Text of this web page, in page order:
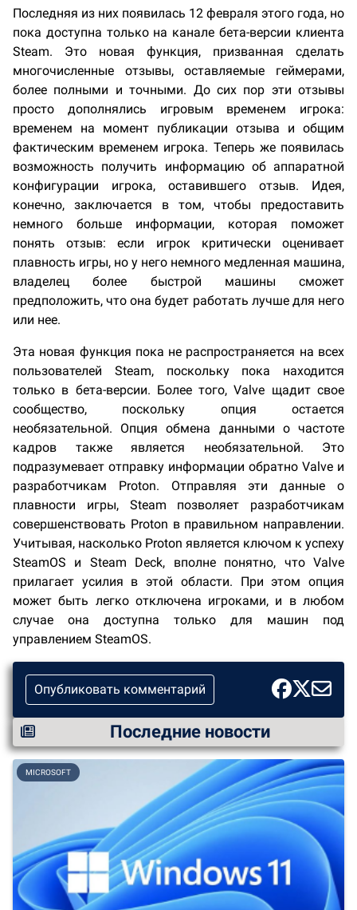
Последняя из них появилась 12 февраля этого года, но
пока доступна только на канале бета-версии клиента
Steam. Это новая функция, призванная сделать
многочисленные отзывы, оставляемые геймерами,
более полными и точными. До сих пор эти отзывы
просто дополнялись игровым временем игрока:
временем на момент публикации отзыва и общим
фактическим временем игрока. Теперь же появилась
возможность получить информацию об аппаратной
конфигурации игрока, оставившего отзыв. Идея,
конечно, заключается в том, чтобы предоставить
немного больше информации, которая поможет
понять отзыв: если игрок критически оценивает
плавность игры, но у него немного медленная машина,
владелец более быстрой машины сможет
предположить, что она будет работать лучше для него
или нее.
Эта новая функция пока не распространяется на всех
пользователей Steam, поскольку пока находится
только в бета-версии. Более того, Valve щадит свое
сообщество, поскольку опция остается
необязательной. Опция обмена данными о частоте
кадров также является необязательной. Это
подразумевает отправку информации обратно Valve и
разработчикам Proton. Отправляя эти данные о
плавности игры, Steam позволяет разработчикам
совершенствовать Proton в правильном направлении.
Учитывая, насколько Proton является ключом к успеху
SteamOS и Steam Deck, вполне понятно, что Valve
прилагает усилия в этой области. При этом опция
может быть легко отключена игроками, и в любом
случае она доступна только для машин под
управлением SteamOS.
Опубликовать комментарий
Последние новости
MICROSOFT